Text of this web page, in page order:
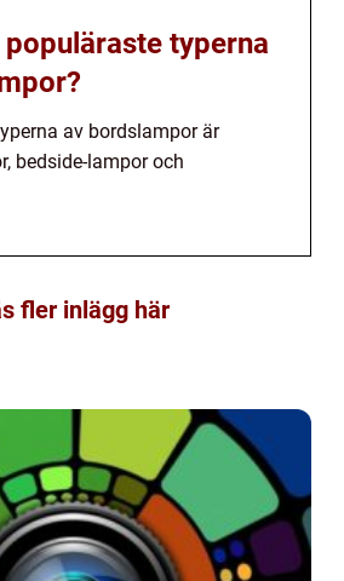
typerna
av bordslampor är
bedside-lampor och
fler inlägg här